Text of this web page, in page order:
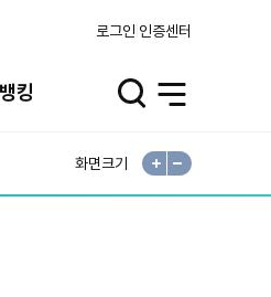
로그인 인증센터
킹
검
색
전
체
기
화면크기
확
대
축
소